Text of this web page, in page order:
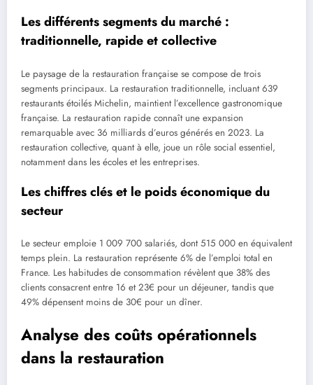
Les différents segments du marché :
traditionnelle, rapide et collective
Le paysage de la restauration française se compose de trois
segments principaux. La restauration traditionnelle, incluant 639
restaurants étoilés Michelin, maintient l’excellence gastronomique
française. La restauration rapide connaît une expansion
remarquable avec 36 milliards d’euros générés en 2023. La
restauration collective, quant à elle, joue un rôle social essentiel,
notamment dans les écoles et les entreprises.
Les chiffres clés et le poids économique du
secteur
Le secteur emploie 1 009 700 salariés, dont 515 000 en équivalent
temps plein. La restauration représente 6% de l’emploi total en
France. Les habitudes de consommation révèlent que 38% des
clients consacrent entre 16 et 23€ pour un déjeuner, tandis que
49% dépensent moins de 30€ pour un dîner.
Analyse des coûts opérationnels
dans la restauration